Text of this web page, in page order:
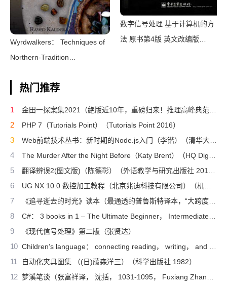
Wyrdwalkers： Techniques of
Northern-Tradition
Kaldera）（2013）
数字信号处理 基于计算机的方
法 原书第4版 英文改编版
热门推荐
1 金田一探案集2021（絶版近10年，重磅归来！推理高峰典范，江户川乱步、青山刚昌推荐。惊骇悬念+诡秘人性，入坑推理佳选，一套10本过足瘾！精美和风装帧，日本系列销量超5500万册）（横沟正史）（壹页科技 2021）
2 PHP 7（Tutorials Point）（Tutorials Point 2016）
3 Web前端技术丛书：新时期的Node.js入门（李锴）（清华大学出版社 2017）
4 The Murder After the Night Before（Katy Brent）（HQ Digital 2024）
5 翻译辨误2(图文版)（陈德彰）（外语教学与研究出版社 2011）
6 UG NX 10.0 数控加工教程（北京兆迪科技有限公司）（机械工业出版社 2016）
7 《追寻逝去的时光》读本（最通透的普鲁斯特译本，“大跨度”节选七卷本，一字不易；附赠《普罗斯特纸上展览》）（【法】马塞尔•普鲁斯特，周克希译）（广西师范大学出版社 2015）
8 C#： 3 books in 1 – The Ultimate Beginner， Intermediate & Advanced Guides to Master C# Programming Quickly with No Experience（Mark Reed）（2022）
9 《现代信号处理》第二版（张贤达）
10 Children’s language： connecting reading， writing， and talk（Judith Wells Lindfors）（Teachers College Press 2008）
11 自动化夹具图集 （(日)藤森洋三）（科学出版社 1982）
12 梦溪笔谈（张富祥译， 沈括， 1031-1095， Fuxiang Zhang）（北京：中华书局 2009）